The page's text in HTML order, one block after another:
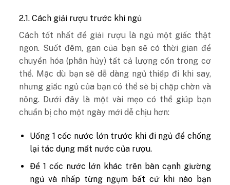
2.1. Cách giải rượu trước khi ngủ
Cách tốt nhất để giải rượu là ngủ một giấc thật
ngon. Suốt đêm, gan của bạn sẽ có thời gian để
chuyển hóa (phân hủy) tất cả lượng cồn trong cơ
thể. Mặc dù bạn sẽ dễ dàng ngủ thiếp đi khi say,
nhưng giấc ngủ của bạn có thể sẽ bị chập chờn và
nông. Dưới đây là một vài mẹo có thể giúp bạn
chuẩn bị cho một ngày mới dễ chịu hơn:
Uống 1 cốc nước lớn trước khi đi ngủ để chống
lại tác dụng mất nước của rượu.
Để 1 cốc nước lớn khác trên bàn cạnh giường
ngủ và nhấp từng ngụm bất cứ khi nào bạn